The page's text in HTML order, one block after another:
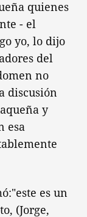
quienes
- el
yo, lo dijo
del
no
discusión
y
esa
es un
(Jorge,